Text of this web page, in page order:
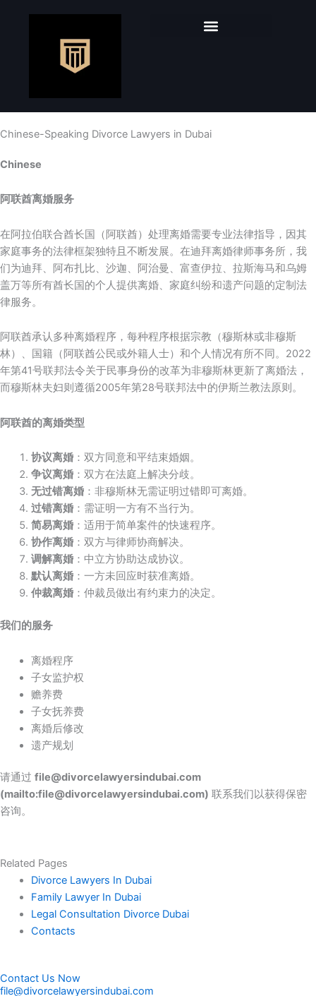
Chinese-Speaking Divorce Lawyers in Dubai
Chinese
阿联酋离婚服务
在阿拉伯联合酋长国（阿联酋）处理离婚需要专业法律指导，因其
家庭事务的法律框架独特且不断发展。在迪拜离婚律师事务所，我
们为迪拜、阿布扎比、沙迦、阿治曼、富查伊拉、拉斯海马和乌姆
盖万等所有酋长国的个人提供离婚、家庭纠纷和遗产问题的定制法
律服务。
阿联酋承认多种离婚程序，每种程序根据宗教（穆斯林或非穆斯
林）、国籍（阿联酋公民或外籍人士）和个人情况有所不同。2022
年第41号联邦法令关于民事身份的改革为非穆斯林更新了离婚法，
而穆斯林夫妇则遵循2005年第28号联邦法中的伊斯兰教法原则。
阿联酋的离婚类型
协议离婚：双方同意和平结束婚姻。
争议离婚：双方在法庭上解决分歧。
无过错离婚：非穆斯林无需证明过错即可离婚。
过错离婚：需证明一方有不当行为。
简易离婚：适用于简单案件的快速程序。
协作离婚：双方与律师协商解决。
调解离婚：中立方协助达成协议。
默认离婚：一方未回应时获准离婚。
仲裁离婚：仲裁员做出有约束力的决定。
我们的服务
离婚程序
子女监护权
赡养费
子女抚养费
离婚后修改
遗产规划
请通过 file@divorcelawyersindubai.com
(mailto:file@divorcelawyersindubai.com) 联系我们以获得保密
咨询。
Related Pages
Divorce Lawyers In Dubai
Family Lawyer In Dubai
Legal Consultation Divorce Dubai
Contacts
Contact Us Now
file@divorcelawyersindubai.com